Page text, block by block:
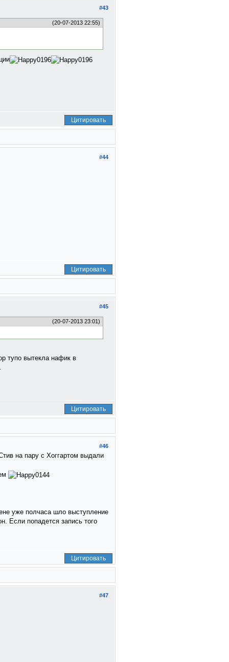
#43
(20-07-2013 22:55)
Цитировать
#44
Цитировать
#45
(20-07-2013 23:01)
тупо вытекла нафик в
Цитировать
#46
на пару с Хоггартом выдали
уже полчаса шло выступление
Если попадется запись того
Цитировать
#47